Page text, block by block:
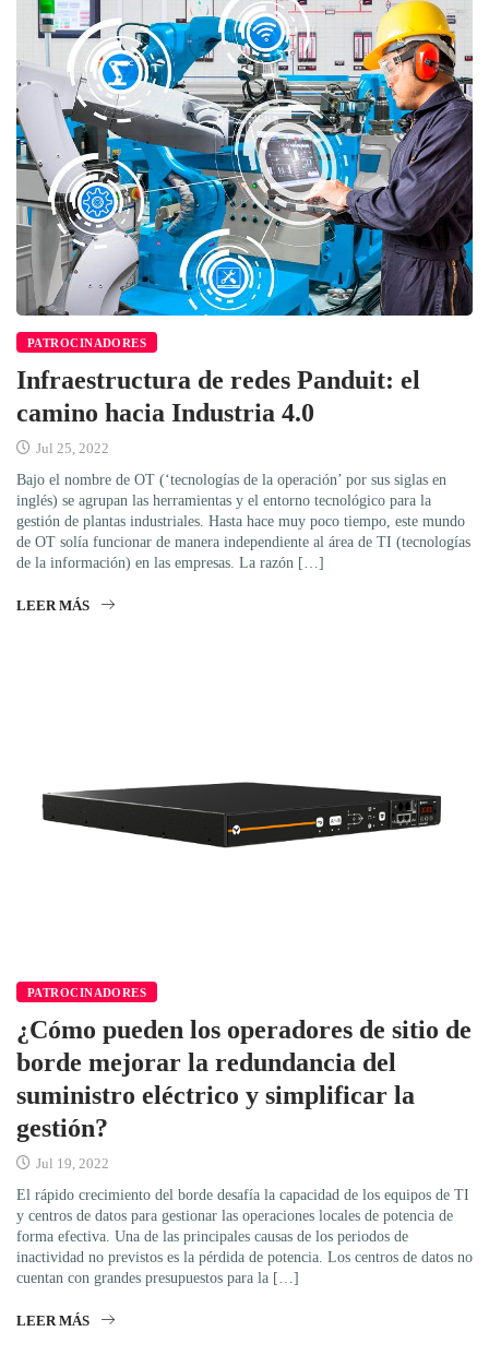
PATROCINADORES
Infraestructura de redes Panduit: el
camino hacia Industria 4.0
Jul 25, 2022
Bajo el nombre de OT (‘tecnologías de la operación’ por sus siglas en
inglés) se agrupan las herramientas y el entorno tecnológico para la
gestión de plantas industriales. Hasta hace muy poco tiempo, este mundo
de OT solía funcionar de manera independiente al área de TI (tecnologías
de la información) en las empresas. La razón […]
LEER MÁS
PATROCINADORES
¿Cómo pueden los operadores de sitio de
borde mejorar la redundancia del
suministro eléctrico y simplificar la
gestión?
Jul 19, 2022
El rápido crecimiento del borde desafía la capacidad de los equipos de TI
y centros de datos para gestionar las operaciones locales de potencia de
forma efectiva. Una de las principales causas de los periodos de
inactividad no previstos es la pérdida de potencia. Los centros de datos no
cuentan con grandes presupuestos para la […]
LEER MÁS